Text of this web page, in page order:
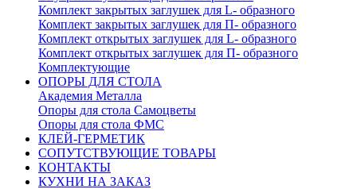
Комплект закрытых заглушек для L- образного
Комплект закрытых заглушек для П- образного
Комплект открытых заглушек для L- образного
Комплект открытых заглушек для П- образного
Комплектующие
ОПОРЫ ДЛЯ СТОЛА
Академия Металла
Опоры для стола Самоцветы
Опоры для стола ФМС
КЛЕЙ-ГЕРМЕТИК
СОПУТСТВУЮЩИЕ ТОВАРЫ
КОНТАКТЫ
КУХНИ НА ЗАКАЗ